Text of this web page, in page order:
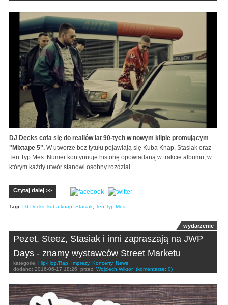
DJ Decks cofa się do realiów lat 90-tych w nowym klipie promującym
"Mixtape 5". W utworze bez tytułu pojawiają się Kuba Knap, Stasiak oraz
Ten Typ Mes. Numer kontynuuje historię opowiadaną w trakcie albumu, w
którym każdy utwór stanowi osobny rozdział.
Czytaj dalej >>
Tagi: DJ Decks, kuba knap, Stasiak, Ten Typ Mes
wydarzenie
Pezet, Steez, Stasiak i inni zapraszają na JWP
Days - znamy wystawców Street Marketu
kategorie: Hip-Hop/Rap, Imprezy, Koncerty, News
dodano: 2016-06-17 18:26 przez: Wojciech Wiktor (komentarze: 0)